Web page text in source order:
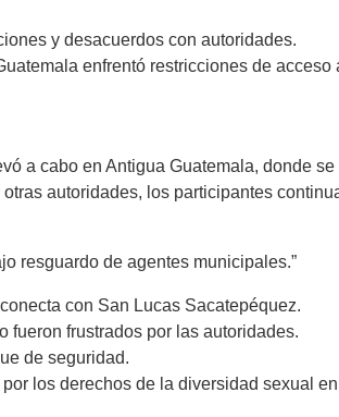
y desacuerdos con autoridades.
enfrentó restricciones de acceso
a cabo en Antigua Guatemala, donde
autoridades, los participantes
resguardo de agentes municipales.”
con San Lucas Sacatepéquez.
fueron frustrados por las autoridades.
de seguridad.
los derechos de la diversidad sexual